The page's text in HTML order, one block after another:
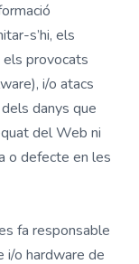
s’hi, els
provocats
i/o atacs
danys que
del Web ni
o defecte en les
fa responsable
i/o hardware de